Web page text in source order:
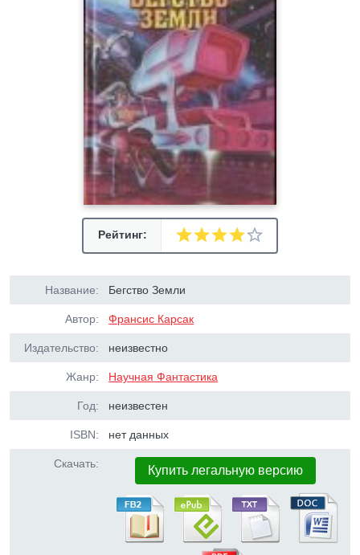
Рейтинг:
Название: Бегство Земли
Автор: Франсис Карсак
Издательство: неизвестно
Жанр: Научная Фантастика
Год: неизвестен
ISBN: нет данных
Скачать: Купить легальную версию